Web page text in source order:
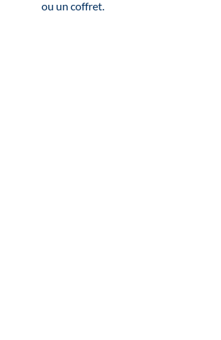
ou un coffret.